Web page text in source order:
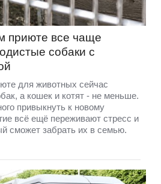
приюте всe чаще
собаки с
для животных сейчас
а кошек и котят - не меньше.
привыкнуть к новому
всё ещё переживают стресс и
сможет забрать их в семью.